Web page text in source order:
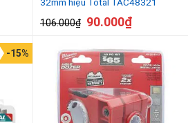
106.000₫ 90.000₫
-15%